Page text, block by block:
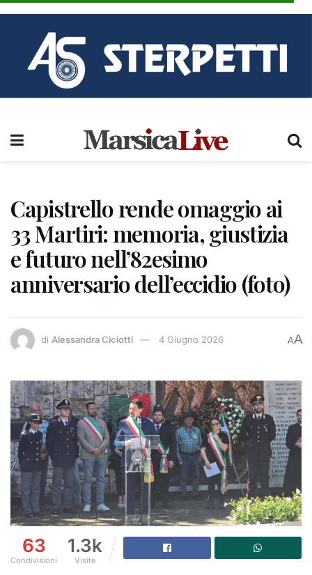
Capistrello rende omaggio ai
33 Martiri: memoria, giustizia
e futuro nell’82esimo
anniversario dell’eccidio (foto)
di Alessandra Ciciotti 4 Giugno 2026 AA
63
Condivisioni
1.3k
Visite